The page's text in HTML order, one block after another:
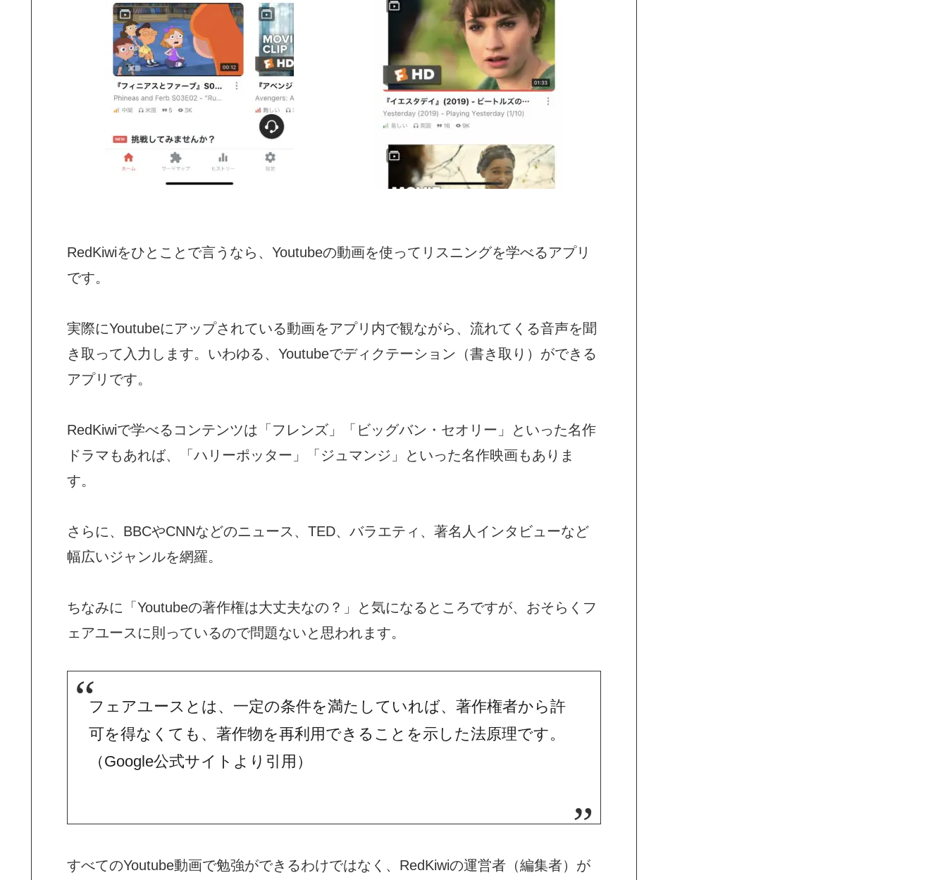
RedKiwiをひとことで言うなら、Youtubeの動画を使ってリスニングを学べるアプリ
です。
実際にYoutubeにアップされている動画をアプリ内で観ながら、流れてくる音声を聞
き取って入力します。いわゆる、Youtubeでディクテーション（書き取り）ができる
アプリです。
RedKiwiで学べるコンテンツは「フレンズ」「ビッグバン・セオリー」といった名作
ドラマもあれば、「ハリーポッター」「ジュマンジ」といった名作映画もありま
す。
さらに、BBCやCNNなどのニュース、TED、バラエティ、著名人インタビューなど
幅広いジャンルを網羅。
ちなみに「Youtubeの著作権は大丈夫なの？」と気になるところですが、おそらくフ
ェアユースに則っているので問題ないと思われます。
フェアユースとは、一定の条件を満たしていれば、著作権者から許
可を得なくても、著作物を再利用できることを示した法原理です。
（Google公式サイトより引用）
すべてのYoutube動画で勉強ができるわけではなく、RedKiwiの運営者（編集者）が